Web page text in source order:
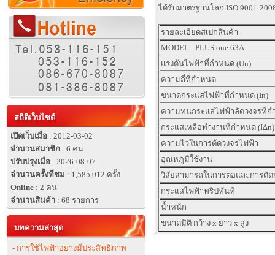
สถิติเว็บไซต์
เปิดเว็บเมื่อ : 2012-03-02
จำนวนสมาชิก : 6 คน
ปรับปรุงเมื่อ : 2026-08-07
จำนวนครั้งที่ชม : 1,585,012 ครั้ง
Online : 2 คน
จำนวนสินค้า : 68 รายการ
บทความล่าสุด
- การใช้ไฟฟ้าอย่างมีประสิทธิภาพ
ได้รับมาตรฐานโลก ISO
รายละเอียดสเปกสินค้า
MODEL : PLUS one 63A
แรงดันไฟฟ้าที่กำหนด (Un)
ความถี่ที่กำหนด
ขนาดกระแสไฟฟ้าที่กำหนด (In)
ความทนกระแสไฟฟ้าลัดวงจรที่ก
กระแสเหลือทำงานที่กำหนด (I∆n)
ความไวในการตัดวงจรไฟฟ้า
อุณหภูมิใช้งาน
วิสัยสามารถในการต่อและการตั
กระแสไฟฟ้าทริปทันที
น้ำหนัก
ขนาดมิติ กว้าง x ยาว x สูง